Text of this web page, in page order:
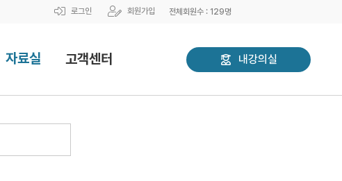
로그인 회원가입 전체회원수 : 129명
자료실 고객센터 내강의실